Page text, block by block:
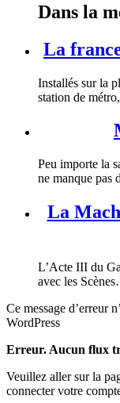
Dans la
La
Installés sur la
station de
Peu importe la
ne manque pas
La
L’Acte III du
avec les
Ce message d’erreur
WordPress
Erreur. Aucun flux
Veuillez aller sur la
connecter votre